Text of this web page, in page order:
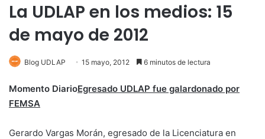
La UDLAP en los medios: 15
de mayo de 2012
Blog UDLAP 15 mayo, 2012 6 minutos de lectura
Momento DiarioEgresado UDLAP fue galardonado por
FEMSA
Gerardo Vargas Morán, egresado de la Licenciatura en